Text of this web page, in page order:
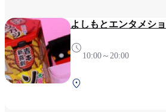
よしもとエンタメシ
10:00～20:00